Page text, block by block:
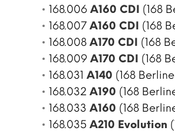
168.006 A160 CDI (168
168.007 A160 CDI (168
168.008 A170 CDI (168
168.009 A170 CDI (168
168.031 A140 (168
168.032 A190 (168
168.033 A160 (168
168.035 A210 Evolution